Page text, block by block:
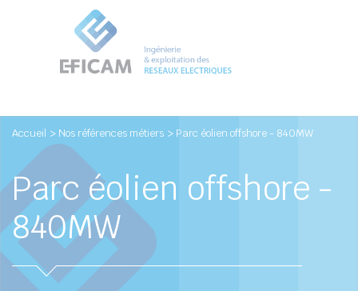
Accueil > Nos références métiers > Parc éolien offshore - 840MW
Parc éolien offshore -
840MW